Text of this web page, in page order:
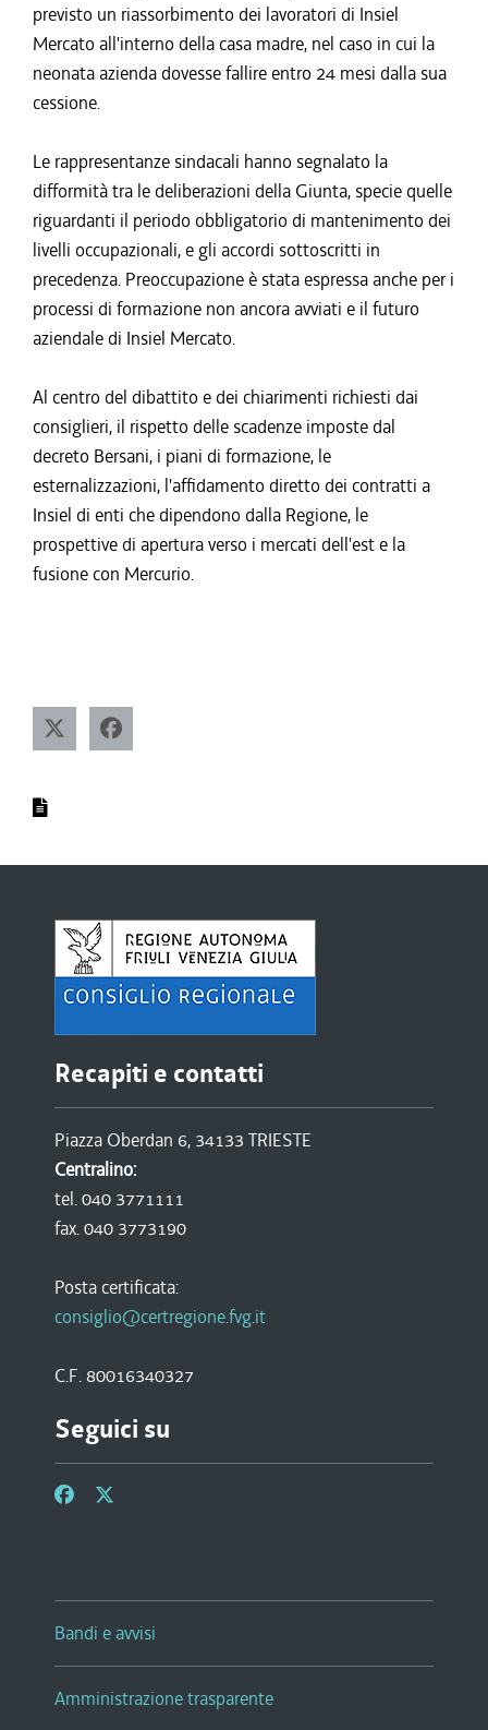
previsto un riassorbimento dei lavoratori di Insiel
Mercato all'interno della casa madre, nel caso in cui la
neonata azienda dovesse fallire entro 24 mesi dalla sua
cessione.
Le rappresentanze sindacali hanno segnalato la
difformità tra le deliberazioni della Giunta, specie quelle
riguardanti il periodo obbligatorio di mantenimento dei
livelli occupazionali, e gli accordi sottoscritti in
precedenza. Preoccupazione è stata espressa anche per i
processi di formazione non ancora avviati e il futuro
aziendale di Insiel Mercato.
Al centro del dibattito e dei chiarimenti richiesti dai
consiglieri, il rispetto delle scadenze imposte dal
decreto Bersani, i piani di formazione, le
esternalizzazioni, l'affidamento diretto dei contratti a
Insiel di enti che dipendono dalla Regione, le
prospettive di apertura verso i mercati dell'est e la
fusione con Mercurio.
Recapiti e contatti
Piazza Oberdan 6, 34133 TRIESTE
Centralino:
tel. 040 3771111
fax. 040 3773190
Posta certificata:
consiglio@certregione.fvg.it
C.F. 80016340327
Seguici su
Bandi e avvisi
Amministrazione trasparente